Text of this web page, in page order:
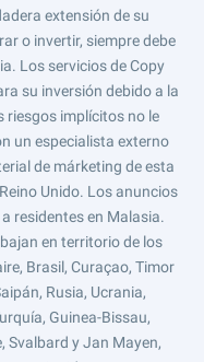
extensión de su
o invertir, siempre debe
Los servicios de Copy
su inversión debido a la
riesgos implícitos no le
un especialista externo
de márketing de esta
Unido. Los anuncios
residentes en Malasia.
en territorio de los
Brasil, Curaçao, Timor
Rusia, Ucrania,
Guinea-Bissau,
Svalbard y Jan Mayen,